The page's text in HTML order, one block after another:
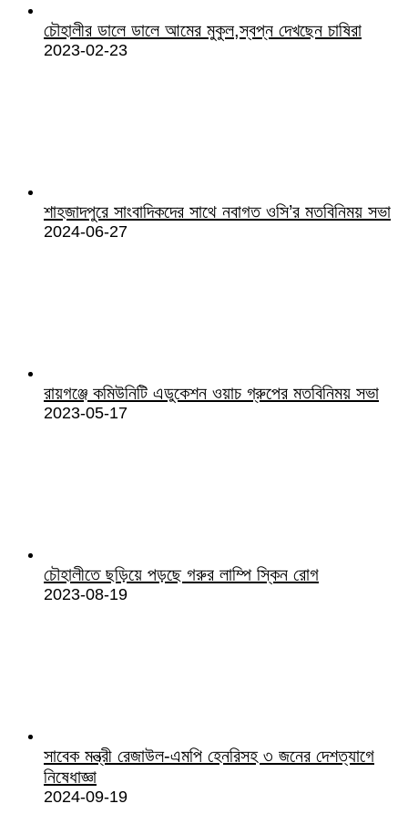
চৌহালীর ডালে ডালে আমের মুকুল,স্বপ্ন দেখছেন চাষিরা
2023-02-23
শাহজাদপুরে সাংবাদিকদের সাথে নবাগত ওসি’র মতবিনিময় সভা
2024-06-27
রায়গঞ্জে কমিউনিটি এডুকেশন ওয়াচ গ্রুপের মতবিনিময় সভা
2023-05-17
চৌহালীতে ছড়িয়ে পড়ছে গরুর লাম্পি স্কিন রোগ
2023-08-19
সাবেক মন্ত্রী রেজাউল-এমপি হেনরিসহ ৩ জনের দেশত্যাগে
নিষেধাজ্ঞা
2024-09-19